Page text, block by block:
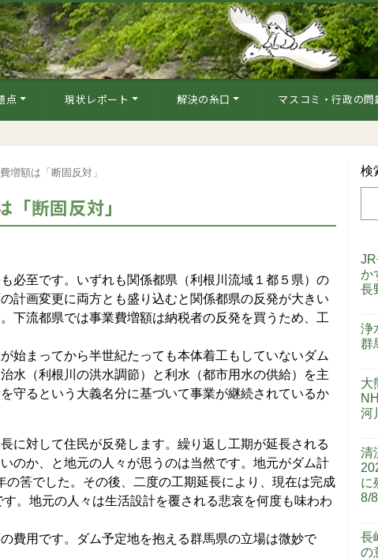
点 現状レポート 解決の糸口 マスコミ・行政の問
増額は「断固反対」
断固反対」
必至です。いずれも関係都県（利根川流域１都５県）の
計画変更に両方とも盛り込むと関係都県の反発が大きい
下流都県では事業費増額は納税者の反発を買うため、工
始まってから半世紀たっても本体着工もしていないダム
水（利根川の洪水調節）と利水（都市用水の供給）を主
守るという大義名分に基づいて事業が継続されているか
に対して住民が反発します。繰り返し工期が延長される
のか、と地元の人々が思うのは当然です。地元がダム計
筈でした。その後、二度の工期延長により、現在は完成
。地元の人々は生活設計を覆される悲哀を何度も味わわ
費用です。ダム予定地を抱える群馬県の立場は微妙で
検
か
長
浄
群
大
河
清
に
8/
長
の